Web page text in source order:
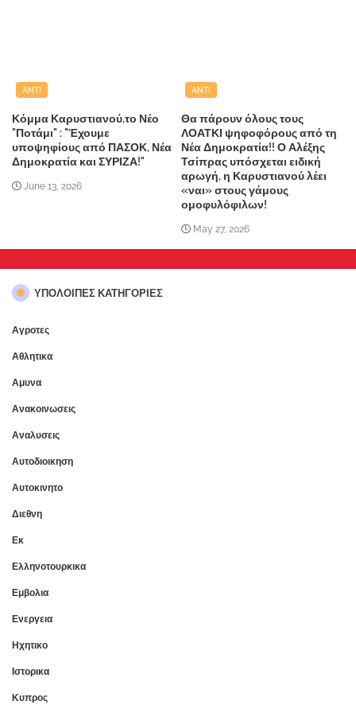
ANTI
Κόμμα Καρυστιανού,το Νέο
"Ποτάμι" : "Έχουμε
υποψηφίους από ΠΑΣΟΚ, Νέα
Δημοκρατία και ΣΥΡΙΖΑ!"
June 13, 2026
ANTI
Θα πάρουν όλους τους
ΛΟΑΤΚΙ ψηφοφόρους από τη
Νέα Δημοκρατία!! Ο Αλέξης
Τσίπρας υπόσχεται ειδική
αρωγή, η Καρυστιανού λέει
«ναι» στους γάμους
ομοφυλόφιλων!
May 27, 2026
ΥΠΌΛΟΙΠΕΣ ΚΑΤΗΓΟΡΊΕΣ
Αγροτες
Αθλητικα
Αμυνα
Ανακοινωσεις
Αναλυσεις
Αυτοδιοικηση
Αυτοκινητο
Διεθνη
Εκ
Ελληνοτουρκικα
Εμβολια
Ενεργεια
Ηχητικο
Ιστορικα
Κυπρος